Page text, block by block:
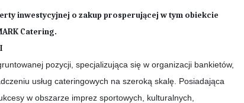
inwestycyjnej o zakup prosperującej w tym obiekcie
Catering.
pozycji, specjalizująca się w organizacji bankietów,
usług cateringowych na szeroką skalę. Posiadająca
w obszarze imprez sportowych, kulturalnych,